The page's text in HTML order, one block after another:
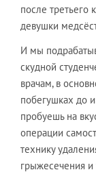
после третьего
девушки
И мы
скудной
врачам, в
побегушках до
пробуешь на
операции
технику
грыжесечения и